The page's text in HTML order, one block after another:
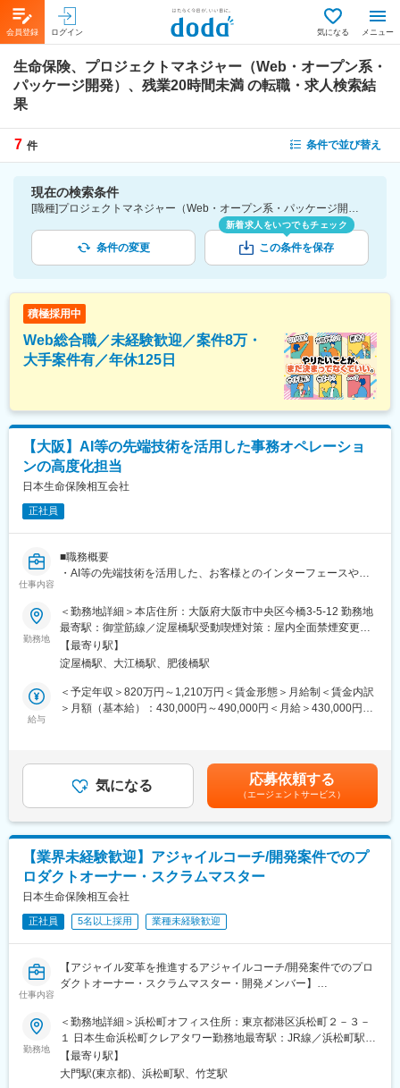
会員登録 ログイン 気になる メニュー
生命保険、プロジェクトマネジャー（Web・オープン系・
パッケージ開発）、残業20時間未満 の転職・求人検索結
果
7 件 条件で並び替え
現在の検索条件
[職種]プロジェクトマネジャー（Web・オープン系・パッケージ開発）-業務系アプリケーションエンジニア・プログラマ [業種]生命保険-金融業界 [詳細条件](休日・働き方)残業20時間未満
条件の変更
新着求人をいつでもチェック
この条件を保存
積極採用中
Web総合職／未経験歓迎／案件8万・
大手案件有／年休125日
【大阪】AI等の先端技術を活用した事務オペレーショ
ンの高度化担当
日本生命保険相互会社
正社員
仕事内容
■職務概要
・AI等の先端技術を活用した、お客様とのインターフェースや紙
クトを各担当部にて企画・推進いただきます。
■職務詳細
・各領域のプロジェクト推進業務
（プロジェクト例）
・コールセンターシステムのリニューアル（AIによる自動応答
含む）
・お客様のご意見・ご要望の分類・分析の自動化
■組織概要
・約4000人が1事業所に集い、多種多様な生命保険事務を行って
■キャリアパス
・大阪の事業所内の各オペレーションラインに配属し、各プロジ
ェクトをご担当いただきます
ャーやIT領域等での活躍等大阪の事業所をベースに幅広いキャリ
アが築けます。
■魅力
・ITに係る技術の知識のみならず、法務、各事業会社でのBPR経
・保険会社での保険事務オペレーション経験も即戦力としてご活
躍いただけます。
2025-1072G
勤務地
＜勤務地詳細＞本店住所：大阪府大阪市中央区今橋3-5-12 勤務地
最寄駅：御堂筋線／淀屋橋駅受動喫煙対策：屋内全面禁煙変更の
範囲：会社の定める事業所
【最寄り駅】
淀屋橋駅、大江橋駅、肥後橋駅
給与
＜予定年収＞820万円～1,210万円＜賃金形態＞月給制＜賃金内訳
＞月額（基本給）：430,000円～490,000円＜月給＞430,000円～
気になる 応募依頼する
（エージェントサービス）
【業界未経験歓迎】アジャイルコーチ/開発案件でのプ
ロダクトオーナー・スクラムマスター
日本生命保険相互会社
正社員 5名以上採用 業種未経験歓迎
仕事内容
【アジャイル変革を推進するアジャイルコーチ/開発案件でのプロ
ダクトオーナー・スクラムマスター・開発メンバー】
■職務概要
当社では、中期経営計画の中でIT・DXを明確に柱の一つとして掲
げ、力を入れて取り組んでいます。
今後、更なる事業成長に向けて大規模な資源投下を予定してお
り、変革や将来の成長に向けた挑戦的なプロジェクトに優先して
勤務地
＜勤務地詳細＞浜松町オフィス住所：東京都港区浜松町２－３－
１ 日本生命浜松町クレアタワー勤務地最寄駅：JR線／浜松町駅受
動喫煙対策：屋内全面禁煙変更の範囲：会社の定める事業所
【最寄り駅】
大門駅(東京都)、浜松町駅、竹芝駅